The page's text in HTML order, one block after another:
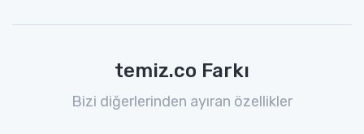
temiz.co Farkı
Bizi diğerlerinden ayıran özellikler